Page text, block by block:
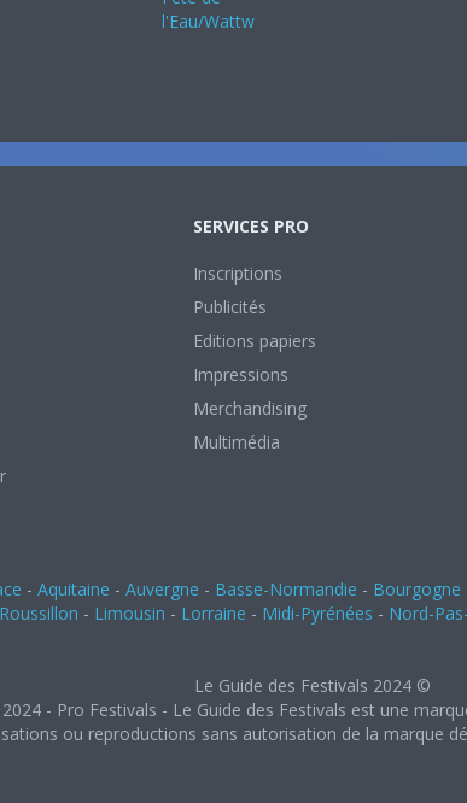
l'Eau/Wattw
SERVICES PRO
Inscriptions
Publicités
Editions papiers
Impressions
Merchandising
Multimédia
- Aquitaine - Auvergne - Basse-Normandie - Bourgogne
- Limousin - Lorraine - Midi-Pyrénées - Nord-
Le Guide des Festivals 2024 ©
- Pro Festivals - Le Guide des Festivals est une
ou reproductions sans autorisation de la marque